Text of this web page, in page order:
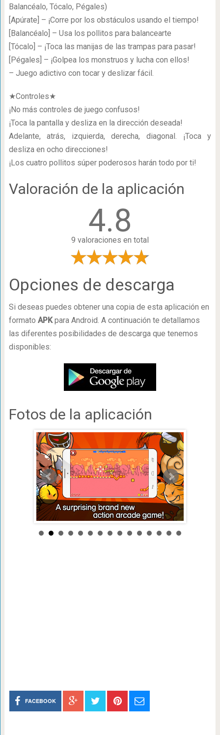
Balancéalo, Tócalo, Pégales)
[Apúrate] – ¡Corre por los obstáculos usando el tiempo!
[Balancéalo] – Usa los pollitos para balancearte
[Tócalo] – ¡Toca las manijas de las trampas para pasar!
[Pégales] – ¡Golpea los monstruos y lucha con ellos!
– Juego adictivo con tocar y deslizar fácil.
★Controles★
¡No más controles de juego confusos!
¡Toca la pantalla y desliza en la dirección deseada!
Adelante, atrás, izquierda, derecha, diagonal. ¡Toca y
desliza en ocho direcciones!
¡Los cuatro pollitos súper poderosos harán todo por ti!
Valoración de la aplicación
4.8
9 valoraciones en total
Opciones de descarga
Si deseas puedes obtener una copia de esta aplicación en
formato APKpara Android. A continuación te detallamos
las diferentes posibilidades de descarga que tenemos
disponibles:
Fotos de la aplicación
FACEBOOK